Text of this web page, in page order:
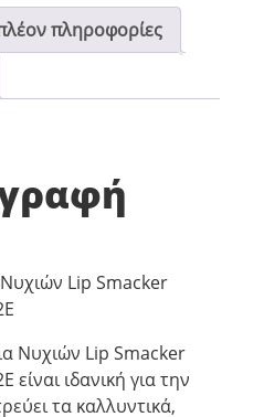
πληροφορίες
Lip Smacker
Νυχιών Lip Smacker
ιδανική για την
τα καλλυντικά,